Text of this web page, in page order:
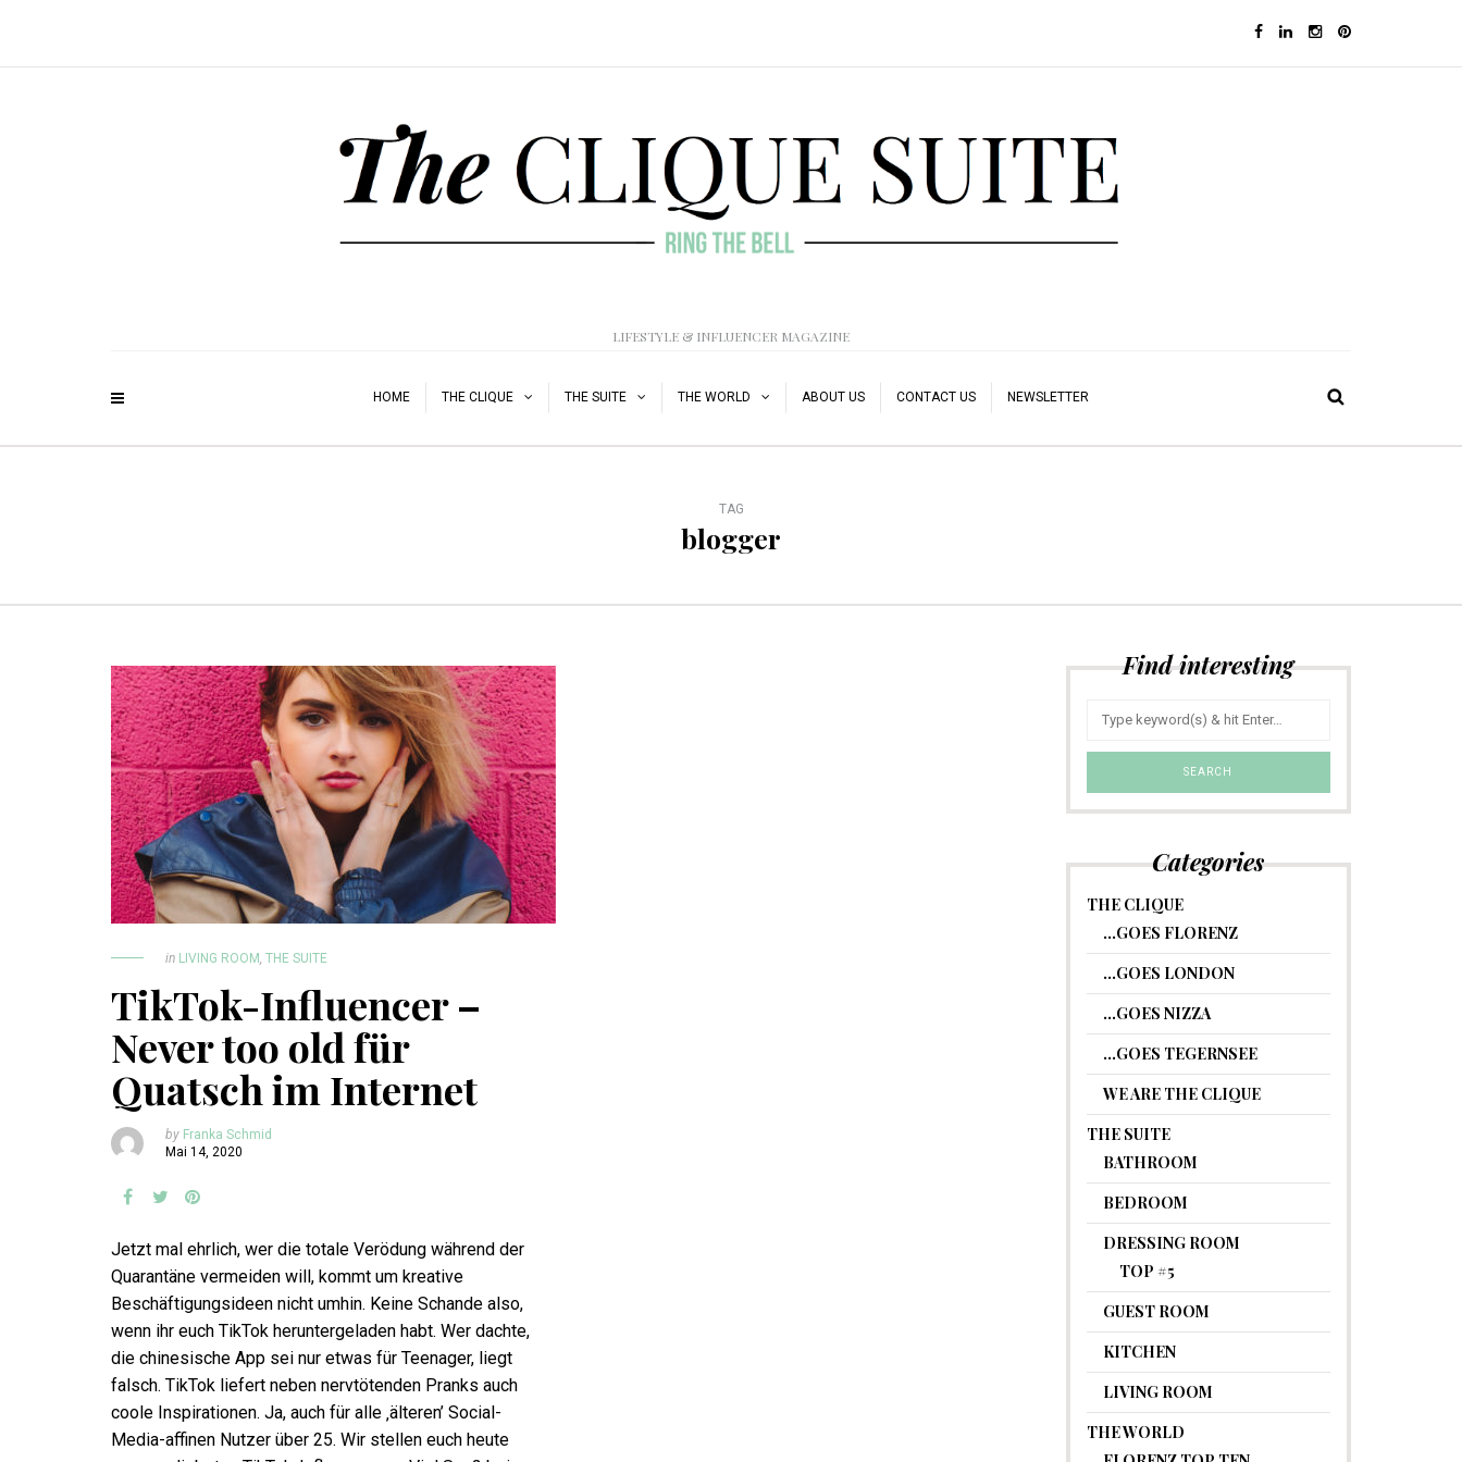
LIFESTYLE & INFLUENCER MAGAZINE
HOME THE CLIQUE THE SUITE THE WORLD ABOUT US CONTACT US NEWSLETTER
TAG
blogger
in LIVING ROOM, THE SUITE
TikTok-Influencer –
Never too old für
Quatsch im Internet
by Franka Schmid
Mai 14, 2020
Jetzt mal ehrlich, wer die totale Verödung während der
Quarantäne vermeiden will, kommt um kreative
Beschäftigungsideen nicht umhin. Keine Schande also,
wenn ihr euch TikTok heruntergeladen habt. Wer dachte,
die chinesische App sei nur etwas für Teenager, liegt
falsch. TikTok liefert neben nervtötenden Pranks auch
coole Inspirationen. Ja, auch für alle ‚älteren’ Social-
Media-affinen Nutzer über 25. Wir stellen euch heute
Find interesting
Categories
THE CLIQUE
…GOES FLORENZ
…GOES LONDON
…GOES NIZZA
…GOES TEGERNSEE
WE ARE THE CLIQUE
THE SUITE
BATHROOM
BEDROOM
DRESSING ROOM
TOP #5
GUEST ROOM
KITCHEN
LIVING ROOM
THE WORLD